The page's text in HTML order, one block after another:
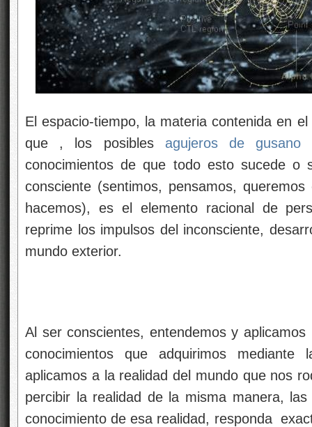
El espacio-tiempo, la materia contenida en
que , los posibles agujeros de gusano
conocimientos de que todo esto sucede o
consciente (sentimos, pensamos,
hacemos), es el elemento racional de
reprime los impulsos del inconsciente,
mundo exterior.
Al ser conscientes, entendemos y
conocimientos que adquirimos
aplicamos a la realidad del mundo que nos
percibir la realidad de la misma manera,
conocimiento de esa realidad, responda